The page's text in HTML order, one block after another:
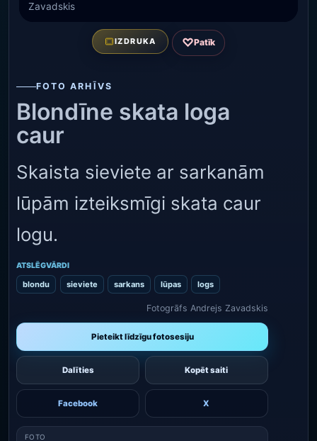
Zavadskis
IZDRUKA ♡Patīk
FOTO ARHĪVS
Blondīne skata loga
caur
Skaista sieviete ar sarkanām
lūpām izteiksmīgi skata caur
logu.
ATSLĒGVĀRDI
blondu sieviete sarkans lūpas logs
Fotogrāfs Andrejs Zavadskis
Pieteikt līdzīgu fotosesiju
Dalīties Kopēt saiti
Facebook X
FOTO